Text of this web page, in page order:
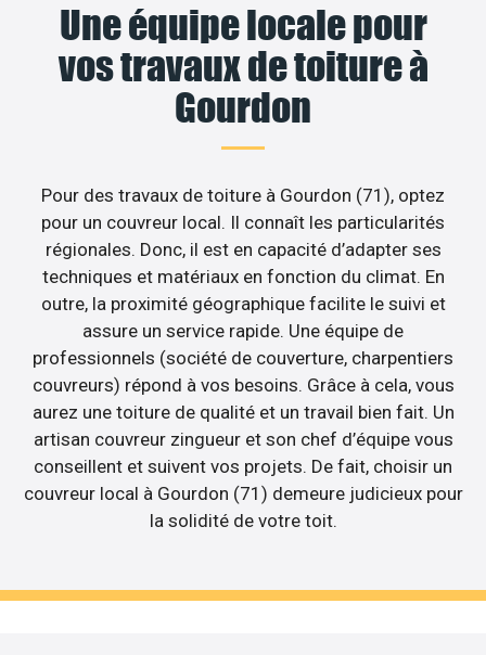
Une équipe locale pour
vos travaux de toiture à
Gourdon
Pour des travaux de toiture à Gourdon (71), optez
pour un couvreur local. Il connaît les particularités
régionales. Donc, il est en capacité d’adapter ses
techniques et matériaux en fonction du climat. En
outre, la proximité géographique facilite le suivi et
assure un service rapide. Une équipe de
professionnels (société de couverture, charpentiers
couvreurs) répond à vos besoins. Grâce à cela, vous
aurez une toiture de qualité et un travail bien fait. Un
artisan couvreur zingueur et son chef d’équipe vous
conseillent et suivent vos projets. De fait, choisir un
couvreur local à Gourdon (71) demeure judicieux pour
la solidité de votre toit.